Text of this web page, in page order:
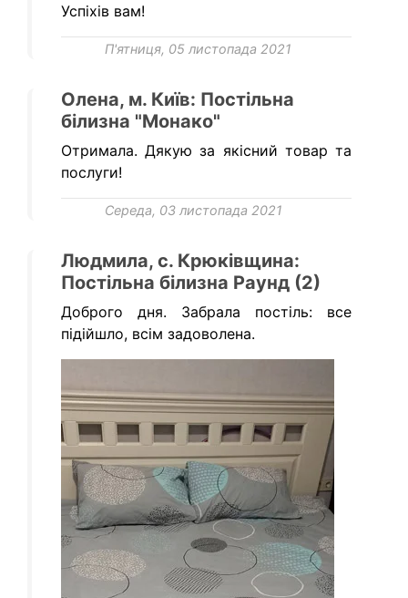
Успіхів вам!
П'ятниця, 05 листопада 2021
Олена, м. Київ: Постільна
білизна "Монако"
Отримала. Дякую за якісний товар та
послуги!
Середа, 03 листопада 2021
Людмила, с. Крюківщина:
Постільна білизна Раунд (2)
Доброго дня. Забрала постіль: все
підійшло, всім задоволена.